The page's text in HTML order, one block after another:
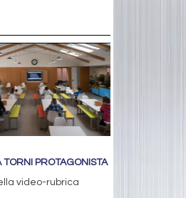
TORNI PROTAGONISTA
video-rubrica